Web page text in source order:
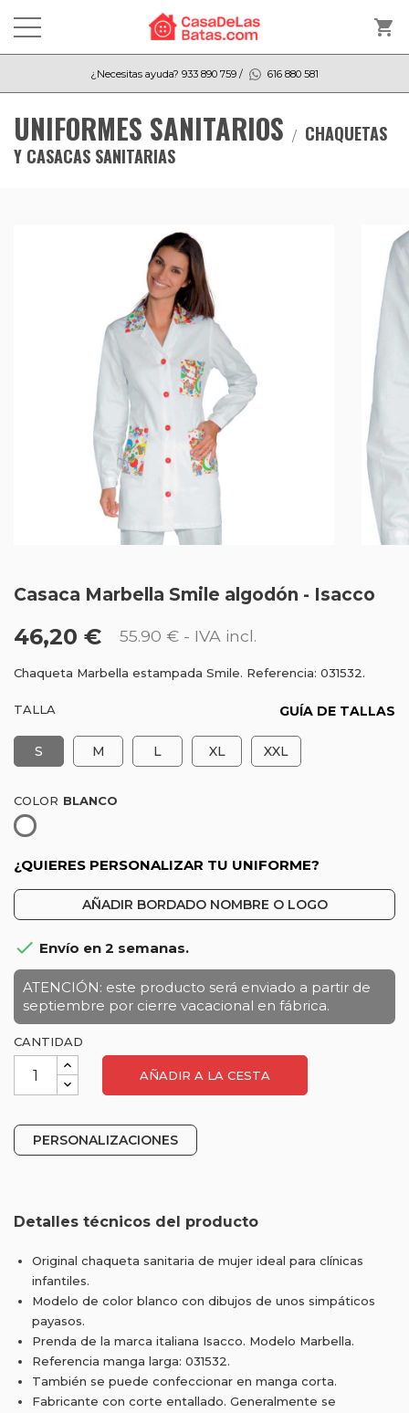
shopping_cart
¿Necesitas ayuda? 933 890 759 / 616 880 581
UNIFORMES SANITARIOS
CHAQUETAS
Y CASACAS SANITARIAS
Casaca Marbella Smile algodón - Isacco
46,20 € 55.90 € - IVA incl.
Chaqueta Marbella estampada Smile. Referencia: 031532.
TALLA GUÍA DE TALLAS
S M L XL XXL
COLOR
Blanco
¿QUIERES PERSONALIZAR TU UNIFORME?
AÑADIR BORDADO NOMBRE O LOGO
 Envío en 2 semanas.
ATENCIÓN: este producto será enviado a partir de
septiembre por cierre vacacional en fábrica.
CANTIDAD
AÑADIR A LA CESTA
PERSONALIZACIONES
Detalles técnicos del producto
Original chaqueta sanitaria de mujer ideal para clínicas
infantiles.
Modelo de color blanco con dibujos de unos simpáticos
payasos.
Prenda de la marca italiana Isacco. Modelo Marbella.
Referencia manga larga: 031532.
También se puede confeccionar en manga corta.
Fabricante con corte entallado. Generalmente se